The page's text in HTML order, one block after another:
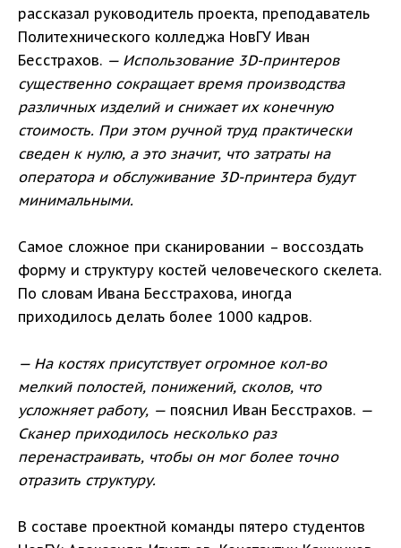
рассказал руководитель проекта, преподаватель
Политехнического колледжа НовГУ Иван
Бесстрахов. — Использование 3D-принтеров
существенно сокращает время производства
различных изделий и снижает их конечную
стоимость. При этом ручной труд практически
сведен к нулю, а это значит, что затраты на
оператора и обслуживание 3D-принтера будут
минимальными.
Самое сложное при сканировании – воссоздать
форму и структуру костей человеческого скелета.
По словам Ивана Бесстрахова, иногда
приходилось делать более 1000 кадров.
— На костях присутствует огромное кол-во
мелкий полостей, понижений, сколов, что
усложняет работу, — пояснил Иван Бесстрахов. —
Сканер приходилось несколько раз
перенастраивать, чтобы он мог более точно
отразить структуру.
В составе проектной команды пятеро студентов